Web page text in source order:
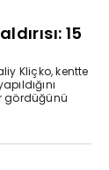
15
Kliçko, kentte
gördüğünü